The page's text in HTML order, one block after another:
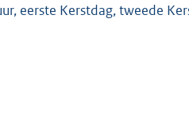
eerste Kerstdag, tweede